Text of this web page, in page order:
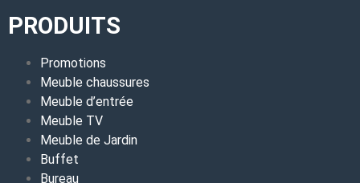
PRODUITS
Promotions
Meuble chaussures
Meuble d’entrée
Meuble TV
Meuble de Jardin
Buffet
Bureau